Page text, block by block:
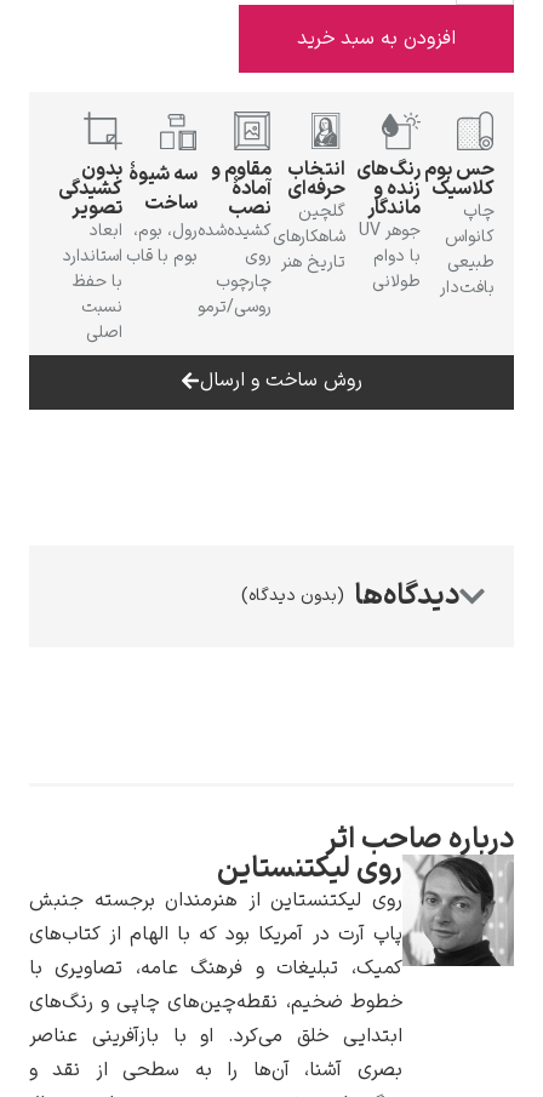
ادگار دگا
لودویگ دویچ
پل سزان
یوهانس فرمیر
افزودن به سبد خرید
بومرنگ‌های
زنده و
ماندگار
جوهر UV
با دوام
طولانی
انتخاب
حرفه‌ای
گلچین
شاهکارهای
تاریخ هنر
مقاوم و
آمادهٔ
نصب
کشیده‌شده
روی
چارچوب
روسی/ترمو
سه شیوهٔ
ساخت
رول، بوم،
بوم با قاب
بدون
کشیدگی
تصویر
ابعاد
استاندارد
روش ساخت و ارسال
(بدون دیدگاه)
صاحب اثر
روی لیکتنستاین
روی لیکتنستاین از هنرمندان برجسته جنبش
پاپ آرت در آمریکا بود که با الهام از کتاب‌های
کمیک، تبلیغات و فرهنگ عامه، تصاویری با
خطوط ضخیم، نقطه‌چین‌های چاپی و رنگ‌های
ابتدایی خلق می‌کرد. او با بازآفرینی عناصر
بصری آشنا، آن‌ها را به سطحی از نقد و